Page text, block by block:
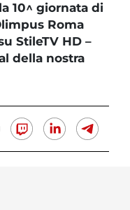
10^ giornata di
Roma
StileTV HD –
della nostra